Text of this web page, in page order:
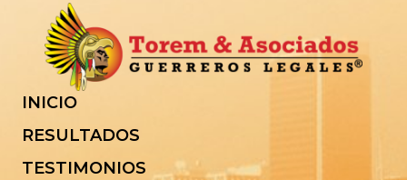
INICIO
RESULTADOS
TESTIMONIOS